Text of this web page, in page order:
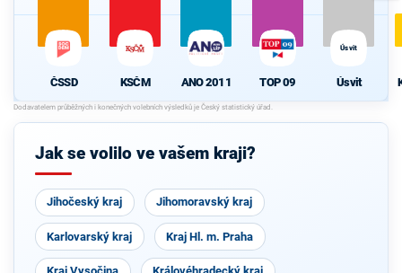
ČSSD KSČM ANO 2011 TOP 09
Úsvit
Úsvit
Jak se volilo ve vašem kraji?
Jihočeský kraj Jihomoravský kraj
Karlovarský kraj Kraj Hl. m. Praha